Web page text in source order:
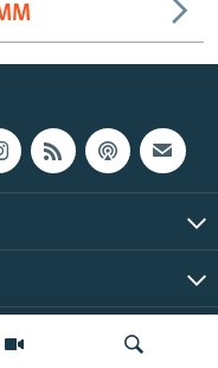
| Все права защищены.